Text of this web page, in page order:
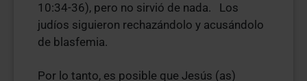
10:34-36), pero no sirvió de nada. Los
judíos siguieron rechazándolo y acusándolo
de blasfemia.
Por lo tanto, es posible que Jesús (as)